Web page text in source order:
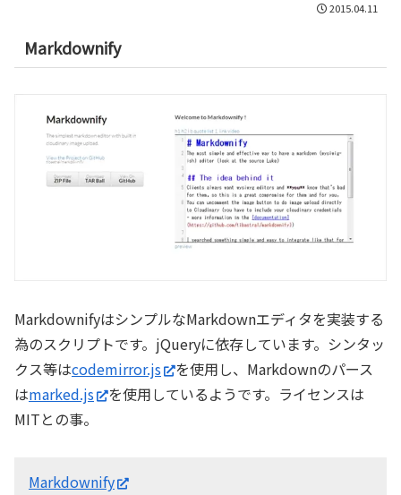
2015.04.11
Markdownify
MarkdownifyはシンプルなMarkdownエディタを実装する
為のスクリプトです。jQueryに依存しています。シンタッ
クス等はcodemirror.js
を使用し、Markdownのパース
はmarked.js
を使用しているようです。ライセンスは
MITとの事。
Markdownify